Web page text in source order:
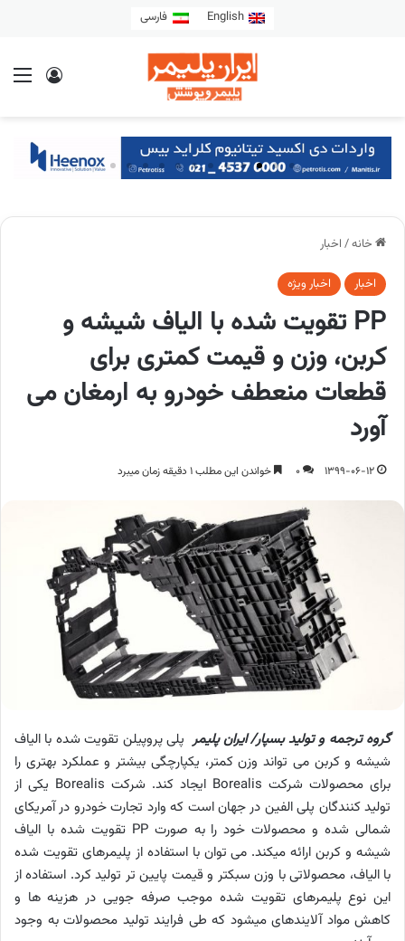
English فارسی
خانه/ اخبار
اخبار اخبار ویژه
PP تقویت شده با الیاف شیشه و
کربن، وزن و قیمت کمتری برای
قطعات منعطف خودرو به ارمغان می
آورد
1399-06-12
0 خواندن این مطلب 1 دقیقه زمان میبرد
گروه ترجمه و تولید بسپار/ ایران پلیمرپلی ­پروپیلن تقویت شده با الیاف
شیشه و کربن می ­تواند وزن کمتر، یکپارچگی بیشتر و عملکرد بهتری را
برای محصولات شرکت Borealis ایجاد کند. شرکت Borealis یکی از
تولید کنندگان پلی ­الفین در جهان است که وارد تجارت خودرو در آمریکای
شمالی شده و محصولات خود را به صورت PP تقویت شده با الیاف
شیشه و کربن ارائه می­کند. می ­توان با استفاده از پلیمرهای تقویت شده
با الیاف، محصولاتی با وزن سبک­تر و قیمت پایین­ تر تولید کرد. استفاده از
این نوع پلیمرهای تقویت شده موجب صرفه جویی در هزینه­ ها و
کاهش مواد آلاینده­ای می­شود که طی فرایند تولید محصولات به وجود